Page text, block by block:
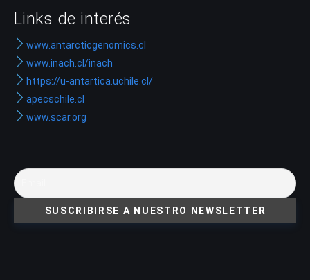
Links de interés
www.antarcticgenomics.cl
www.inach.cl/inach
https://u-antartica.uchile.cl/
apecschile.cl
www.scar.org